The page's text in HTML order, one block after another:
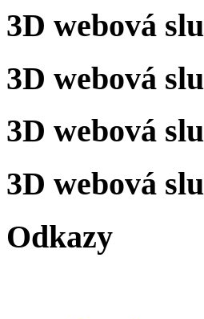
3D webová
3D webová
3D webová
3D webová
Odkazy